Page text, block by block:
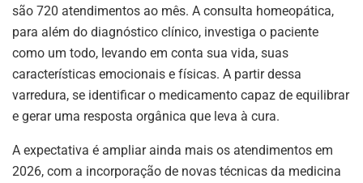
são 720 atendimentos ao mês. A consulta homeopática,
para além do diagnóstico clínico, investiga o paciente
como um todo, levando em conta sua vida, suas
características emocionais e físicas. A partir dessa
varredura, se identificar o medicamento capaz de equilibrar
e gerar uma resposta orgânica que leva à cura.
A expectativa é ampliar ainda mais os atendimentos em
2026, com a incorporação de novas técnicas da medicina